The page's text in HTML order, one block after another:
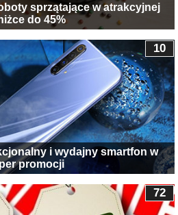
sprzątające w atrakcyjnej
do 45%
i wydajny smartfon w
promocji
10
72